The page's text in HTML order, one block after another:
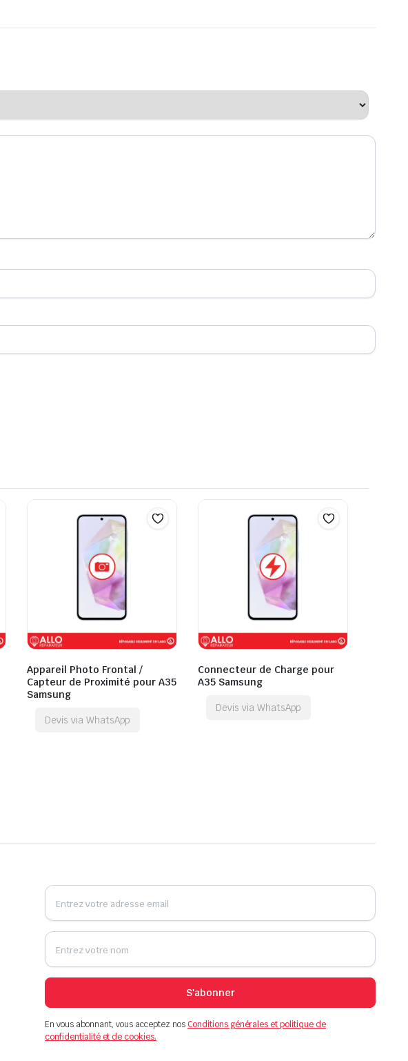
Appareil Photo Frontal /
Capteur de Proximité pour A35
Samsung
Devis via WhatsApp
Connecteur de Charge pour
A35 Samsung
Devis via WhatsApp
S'abonner
En vous abonnant, vous acceptez nosConditions générales et politique de
confidentialité et de cookies.